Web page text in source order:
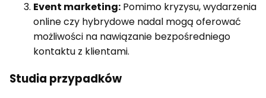
Event marketing: Pomimo kryzysu, wydarzenia
online czy hybrydowe nadal mogą oferować
możliwości na nawiązanie bezpośredniego
kontaktu z klientami.
Studia przypadków